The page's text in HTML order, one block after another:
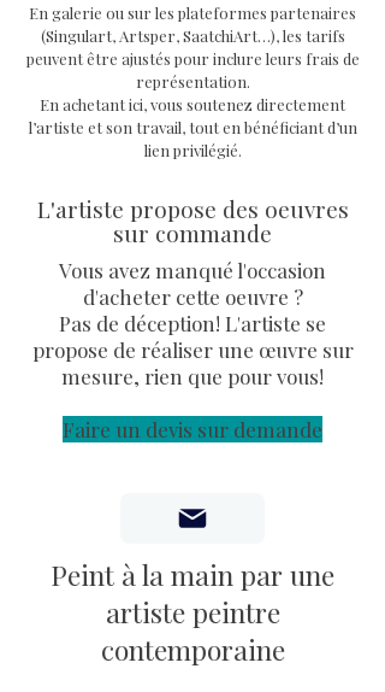
29,7 cm
Peinture limitée à 5
exemplaires
uniques,numérotés et
signés par l'artiste, avec
facture.
En galerie ou sur les plateformes partenaires
(Singulart, Artsper, SaatchiArt…), les tarifs
peuvent être ajustés pour inclure leurs frais de
représentation.
En achetant ici, vous soutenez directement
l’artiste et son travail, tout en bénéficiant d’un
lien privilégié.
L'artiste propose des oeuvres
sur commande
Vous avez manqué l'occasion
d'acheter cette oeuvre ?
Pas de déception! L'artiste se
propose de réaliser une œuvre sur
mesure, rien que pour vous!
Faire un devis sur demande
Peint à la main par une
artiste peintre
contemporaine